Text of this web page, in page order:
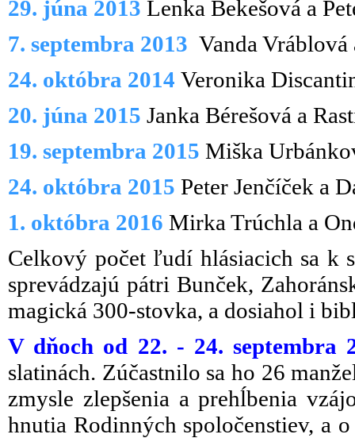
29. júna 2013 Lenka Bekešová a
7. septembra 2013 Vanda Vráblová
24. októbra 2014 Veronika
20. júna 2015 Janka Bérešová a
19. septembra 2015 Miška
24. októbra 2015 Peter Jenčíček a
1. októbra 2016 Mirka Trúchla a
Celkový počet ľudí hlásiacich sa k
sprevádzajú pátri Bunček,
magická 300-stovka, a dosiahol i
V dňoch od 22. - 24. septembra
slatinách. Zúčastnilo sa ho 26
zmysle zlepšenia a prehĺbenia
hnutia Rodinných spoločenstiev, a